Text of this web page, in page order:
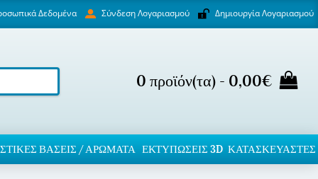
Δεδομένα Σύνδεση Λογαριασμού Δημιουργία Λογαριασμού
0 προϊόν(τα) - 0,00€
ΒΆΣΕΙΣ / ΑΡΏΜΑΤΑ ΕΚΤΥΠΏΣΕΙΣ 3D ΚΑΤΑΣΚΕΥΑΣΤΕΣ